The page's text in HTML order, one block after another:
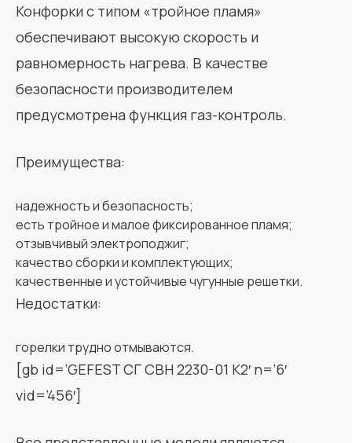
Конфорки с типом «тройное пламя»
обеспечивают высокую скорость и
равномерность нагрева. В качестве
безопасности производителем
предусмотрена функция газ-контроль.
Преимущества:
надежность и безопасность;
есть тройное и малое фиксированное пламя;
отзывчивый электроподжиг;
качество сборки и комплектующих;
качественные и устойчивые чугунные решетки.
Недостатки:
горелки трудно отмываются.
[gb id=’GEFEST СГ СВН 2230-01 К2′ n=’6′
vid=’456′]